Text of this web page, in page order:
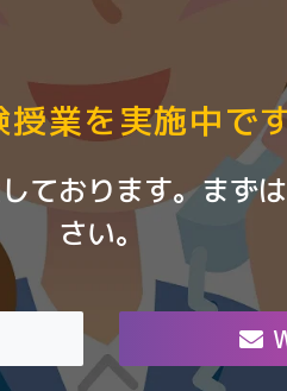
授業を実施中で
ております。まず
さい。